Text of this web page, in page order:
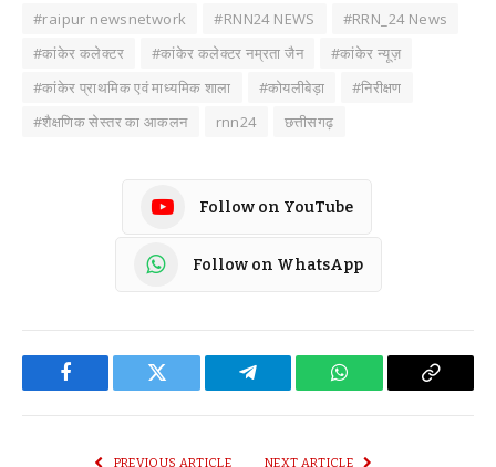
#raipur newsnetwork
#RNN24 NEWS
#RRN_24 News
#कांकेर कलेक्टर
#कांकेर कलेक्टर नम्रता जैन
#कांकेर न्यूज़
#कांकेर प्राथमिक एवं माध्यमिक शाला
#कोयलीबेड़ा
#निरीक्षण
#शैक्षणिक सेस्तर का आकलन
rnn24 छत्तीसगढ़
Follow on YouTube
Follow on WhatsApp
Facebook Twitter Telegram WhatsApp Copy
PREVIOUS ARTICLE NEXT ARTICLE